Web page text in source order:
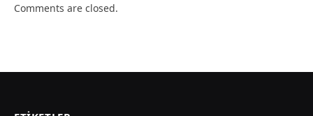
Comments are closed.